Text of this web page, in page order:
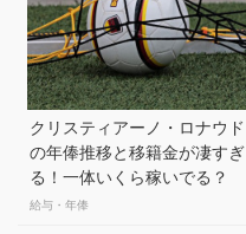
クリスティアーノ・ロナウド
の年俸推移と移籍金が凄すぎ
る！一体いくら稼いでる？
給与・年俸